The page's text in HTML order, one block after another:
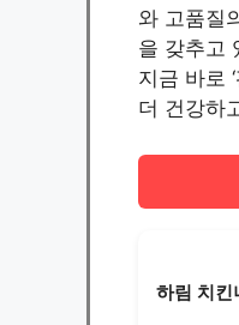
와 고품질
을 갖추고
지금 바로
더 건강하
하림 치킨